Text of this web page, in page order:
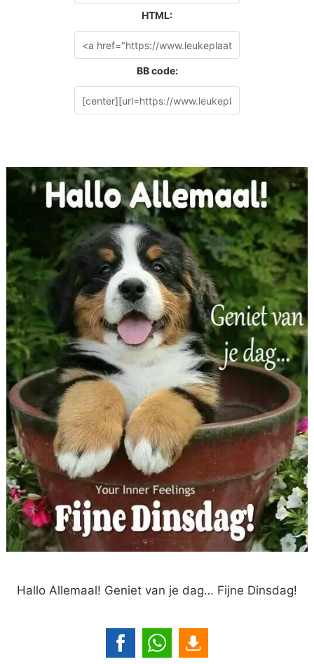
HTML:
BB code:
Hallo Allemaal! Geniet van je dag… Fijne Dinsdag!